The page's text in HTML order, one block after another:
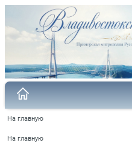
На главную
На главную